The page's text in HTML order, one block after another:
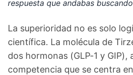
respuesta que andabas
La superioridad no es solo
científica. La molécula de
dos hormonas (GLP-1 y GIP),
competencia que se centra